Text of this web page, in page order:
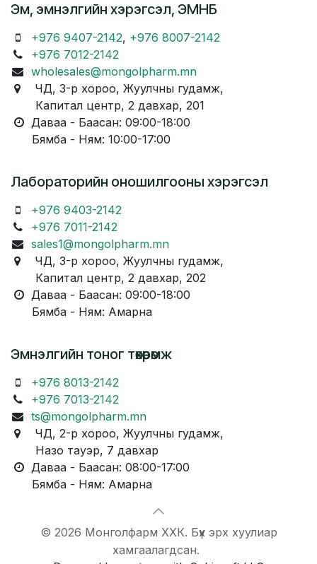
Эм, эмнэлгийн хэрэгсэл, ЭМНБ
+976 9407-2142, +976 8007-2142
+976 7012-2142
wholesales@mongolpharm.mn
ЧД, 3-р хороо, Жуулчны гудамж,
Капитал центр, 2 давхар, 201
Даваа - Баасан: 09:00-18:00
Бямба - Ням: 10:00-17:00
Лабораторийн оношилгооны хэрэгсэл
+976 9403-2142
+976 7011-2142
sales1@mongolpharm.mn
ЧД, 3-р хороо, Жуулчны гудамж,
Капитал центр, 2 давхар, 202
Даваа - Баасан: 09:00-18:00
Бямба - Ням: Амарна
Эмнэлгийн тоног төхөөрөмж
+976 8013-2142
+976 7013-2142
ts@mongolpharm.mn
ЧД, 2-р хороо, Жуулчны гудамж,
Назо тауэр, 7 давхар
Даваа - Баасан: 08:00-17:00
Бямба - Ням: Амарна
© 2026 Монголфарм ХХК. Бүх эрх хуулиар
хамгаалагдсан.